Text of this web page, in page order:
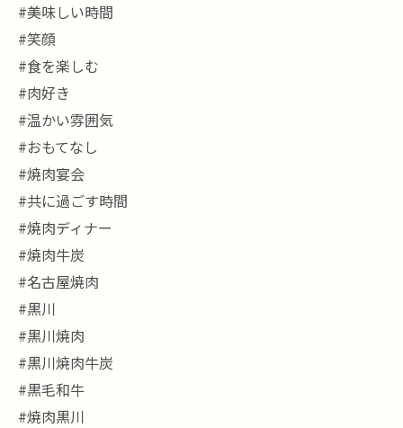
#美味しい時間
#笑顔
#食を楽しむ
#肉好き
#温かい雰囲気
#おもてなし
#焼肉宴会
#共に過ごす時間
#焼肉ディナー
#焼肉牛炭
#名古屋焼肉
#黒川
#黒川焼肉
#黒川焼肉牛炭
#黒毛和牛
#焼肉黒川